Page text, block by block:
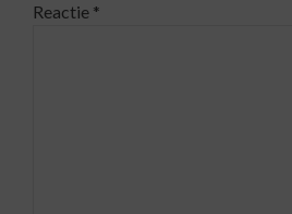
Reactie *